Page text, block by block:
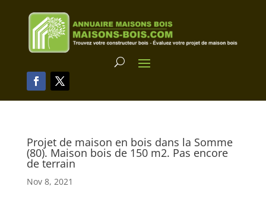
Projet de maison en bois dans la Somme
(80). Maison bois de 150 m2. Pas encore
de terrain
Nov 8, 2021